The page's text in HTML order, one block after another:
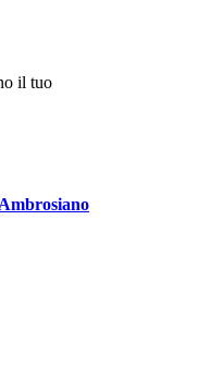
il tuo
Ambrosiano